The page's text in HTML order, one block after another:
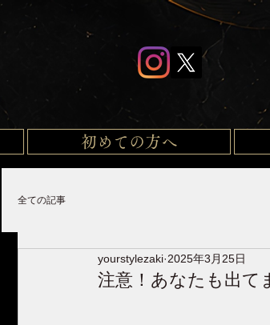
初めての方へ
全ての記事
注意！あなたも出て
yourstylezaki 2025年3月25日